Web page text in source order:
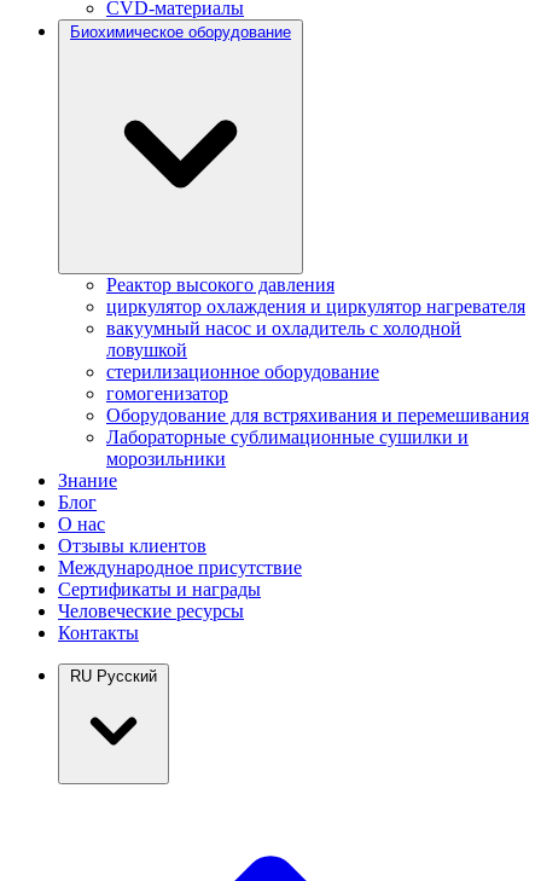
CVD-материалы
Биохимическое оборудование
Реактор высокого давления
циркулятор охлаждения и циркулятор нагревателя
вакуумный насос и охладитель с холодной
ловушкой
стерилизационное оборудование
гомогенизатор
Оборудование для встряхивания и перемешивания
Лабораторные сублимационные сушилки и
морозильники
Знание
Блог
О нас
Отзывы клиентов
Международное присутствие
Сертификаты и награды
Человеческие ресурсы
Контакты
RU Русский